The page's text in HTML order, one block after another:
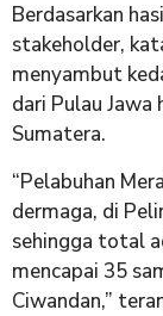
Berdasarkan
stakeholder,
menyambut
dari Pulau Jawa
Sumatera.
“Pelabuhan
dermaga, di
sehingga total
mencapai 35
Ciwandan,”